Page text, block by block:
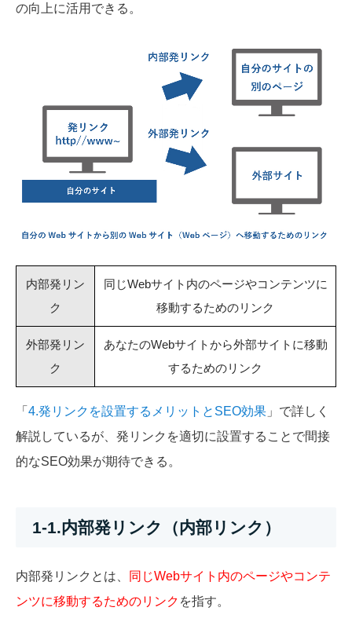
の向上に活用できる。
内部発リン
ク
同じWebサイト内のページやコンテンツに
移動するためのリンク
外部発リン
ク
あなたのWebサイトから外部サイトに移動
するためのリンク
「 4.発リンクを設置するメリットとSEO効果 」で詳しく
解説しているが、発リンクを適切に設置することで間接
的なSEO効果が期待できる。
1-1.内部発リンク（内部リンク）
内部発リンクとは、
同じWebサイト内のページやコンテ
ンツに移動するためのリンク を指す。